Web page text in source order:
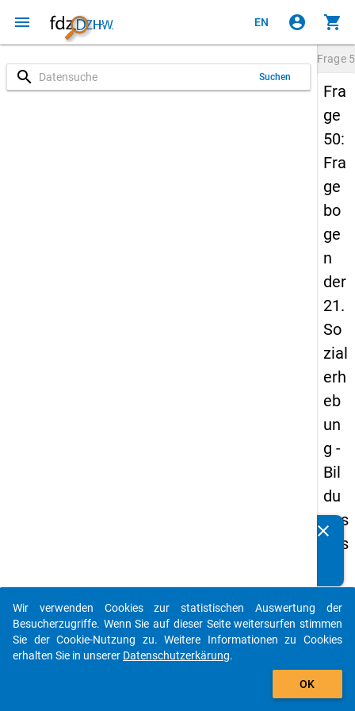
menu EN account_circle shopping_cart
search Suchen
Frage
Fra
ge
50:
Fra
ge
bo
ge
n
der
21.
So
zial
erh
eb
un
g -
Bil
du
ngs
aus
der
(in
ne
Details
clear
auto_stories
add_shopping_cart
Wir verwenden Cookies zur statistischen Auswertung der
Besucherzugriffe. Wenn Sie auf dieser Seite weitersurfen stimmen
Sie der Cookie-Nutzung zu. Weitere Informationen zu Cookies
erhalten Sie in unserer Datenschutzerkärung.
OK